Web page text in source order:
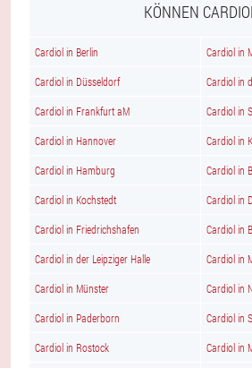
KÖNNEN
Cardiol in Berlin Cardiol in
Cardiol in Düsseldorf Cardiol in
Cardiol in Frankfurt aM Cardiol in
Cardiol in Hannover Cardiol in
Cardiol in Hamburg Cardiol in
Cardiol in Kochstedt Cardiol in
Cardiol in Friedrichshafen Cardiol in
Cardiol in der Leipziger Halle Cardiol in
Cardiol in Münster Cardiol in
Cardiol in Paderborn Cardiol in
Cardiol in Rostock Cardiol in